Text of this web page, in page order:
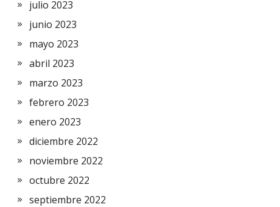
julio 2023
junio 2023
mayo 2023
abril 2023
marzo 2023
febrero 2023
enero 2023
diciembre 2022
noviembre 2022
octubre 2022
septiembre 2022